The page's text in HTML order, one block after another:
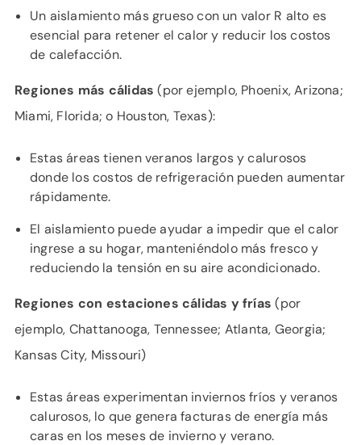
Un aislamiento más grueso con un valor R alto es
esencial para retener el calor y reducir los costos
de calefacción.
Regiones más cálidas (por ejemplo, Phoenix, Arizona;
Miami, Florida; o Houston, Texas):
Estas áreas tienen veranos largos y calurosos
donde los costos de refrigeración pueden aumentar
rápidamente.
El aislamiento puede ayudar a impedir que el calor
ingrese a su hogar, manteniéndolo más fresco y
reduciendo la tensión en su aire acondicionado.
Regiones con estaciones cálidas y frías (por
ejemplo, Chattanooga, Tennessee; Atlanta, Georgia;
Kansas City, Missouri)
Estas áreas experimentan inviernos fríos y veranos
calurosos, lo que genera facturas de energía más
caras en los meses de invierno y verano.